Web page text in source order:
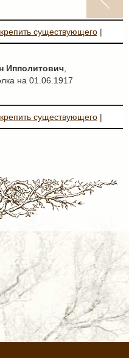
существующего|
Ипполитович
на 01.06.1917
существующего|